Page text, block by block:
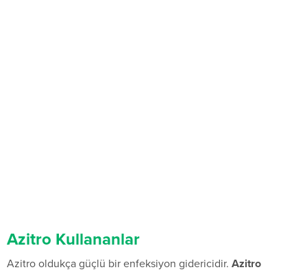
Azitro Kullananlar
Azitro oldukça güçlü bir enfeksiyon gidericidir. Azitro